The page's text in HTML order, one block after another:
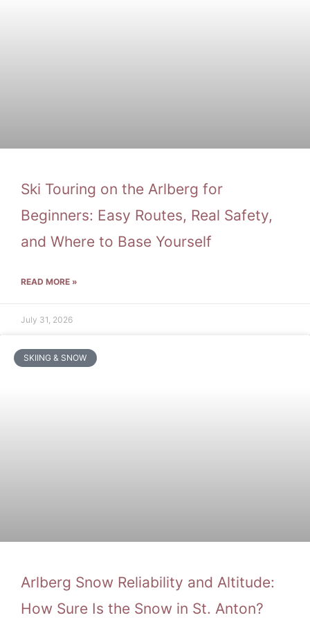
Ski Touring on the Arlberg for
Beginners: Easy Routes, Real Safety,
and Where to Base Yourself
READ MORE »
July 31, 2026
SKIING & SNOW
Arlberg Snow Reliability and Altitude:
How Sure Is the Snow in St. Anton?